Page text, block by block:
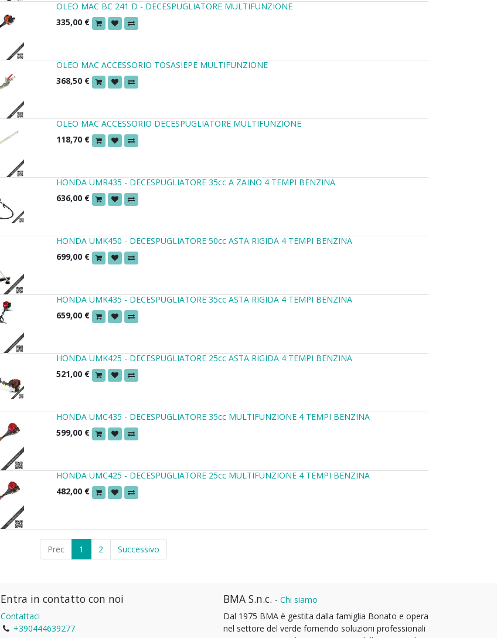
OLEO MAC BC 241 D - DECESPUGLIATORE MULTIFUNZIONE
335,00 €
OLEO MAC ACCESSORIO TOSASIEPE MULTIFUNZIONE
368,50 €
OLEO MAC ACCESSORIO DECESPUGLIATORE MULTIFUNZIONE
118,70 €
HONDA UMR435 - DECESPUGLIATORE 35cc A ZAINO 4 TEMPI BENZINA
636,00 €
HONDA UMK450 - DECESPUGLIATORE 50cc ASTA RIGIDA 4 TEMPI BENZINA
699,00 €
HONDA UMK435 - DECESPUGLIATORE 35cc ASTA RIGIDA 4 TEMPI BENZINA
659,00 €
HONDA UMK425 - DECESPUGLIATORE 25cc ASTA RIGIDA 4 TEMPI BENZINA
521,00 €
HONDA UMC435 - DECESPUGLIATORE 35cc MULTIFUNZIONE 4 TEMPI BENZINA
599,00 €
HONDA UMC425 - DECESPUGLIATORE 25cc MULTIFUNZIONE 4 TEMPI BENZINA
482,00 €
Prec 1 2 Successivo
Entra in contatto con noi
Contattaci
+390444639277
BMA S.n.c. - Chi siamo
Dal 1975 BMA è gestita dalla famiglia Bonato e opera
nel settore del verde fornendo soluzioni professionali